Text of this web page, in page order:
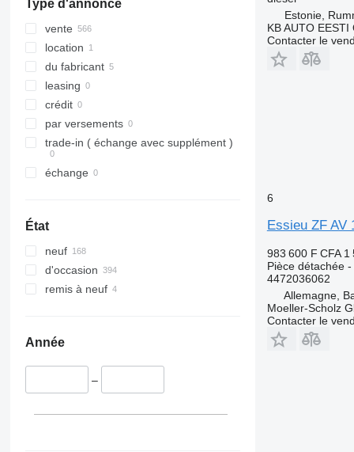
SK
Sprinter
Tourino
Tourismo
Travego
Unimog
V-Class
Vario
Vito
Maxity
Megane
Messenger
Midliner
Midlum
Premium
Sandero
Scenic
TRM
G-series
L-series
N-series
S-series
SD
Terberg
V40
V60
VM
Type d'annonce
vente
location
du fabricant
leasing
crédit
par versements
trade-in ( échange avec supplément )
échange
État
neuf
d'occasion
remis à neuf
Année
–
Estonie,
KB AUTO EESTI
Contacter le
6
Essieu ZF AV
983 600 F CFA 1
Pièce détachée -
4472036062
Allemagne,
Moeller-Scholz
Contacter le